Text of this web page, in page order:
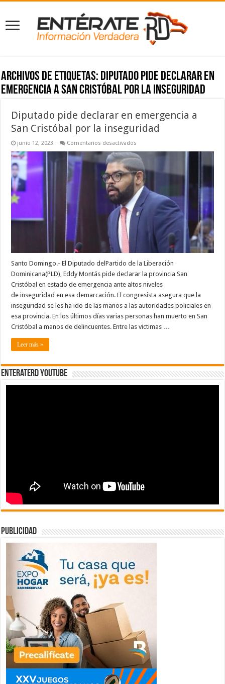
Archivos de etiquetas: Diputado pide declarar en
emergencia a San Cristóbal por la inseguridad
Diputado pide declarar en emergencia a
San Cristóbal por la inseguridad
junio 12, 2023 Comentarios desactivados
pide
declarar
en
emergencia
a
San
Cristóbal
por
la
inseguridad
Santo Domingo.- El Diputado delPartido de la Liberación
Dominicana(PLD), Eddy Montás pide declarar la provincia San
Cristóbal en estado de emergencia ante altos niveles
de inseguridad en esa demarcación. El congresista asegura que la
inseguridad se les ha ido de las manos a las autoridades policiales en
esa provincia. En los últimos días varias personas han muerto en San
Cristóbal a manos de delincuentes. Entre las victimas …
Leer más »
EnterateRD YOUTUBE
publicidad